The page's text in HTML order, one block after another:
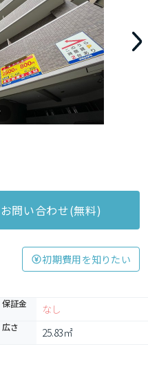
問い合わせ(無料)
初期費用を知りたい
保証金 なし
広さ 25.83㎡